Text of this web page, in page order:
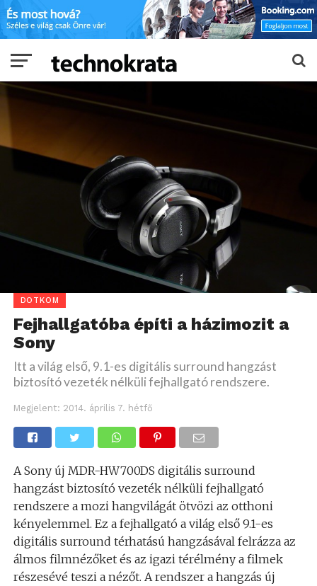
DOTKOM
Fejhallgatóba építi a házimozit a
Sony
Itt a világ első, 9.1-es digitális surround hangzást
biztosító vezeték nélküli fejhallgató rendszere.
Megjelent: 2014. április 7. hétfő
A Sony új MDR-HW700DS digitális surround
hangzást biztosító vezeték nélküli fejhallgató
rendszere a mozi hangvilágát ötvözi az otthoni
kényelemmel. Ez a fejhallgató a világ első 9.1-es
digitális surround térhatású hangzásával felrázza az
álmos filmnézőket és az igazi térélmény a filmek
részesévé teszi a nézőt. A rendszer a hangzás új